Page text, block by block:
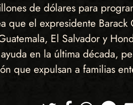
de dólares para
que el expresidente
El Salvador y
en la última década,
que expulsan a familias